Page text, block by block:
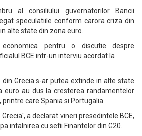
al consiliului guvernatorilor Bancii
speculatiile conform carora criza din
alte state din zona euro.
pentru o discutie despre
BCE intr-un interviu acordat la
Grecia s-ar putea extinde in alte state
euro au dus la cresterea randamentelor
care Spania si Portugalia.
a declarat vineri presedintele BCE,
intalnirea cu sefii Finantelor din G20.